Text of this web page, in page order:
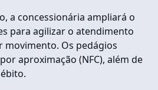
a concessionária ampliará o
para agilizar o atendimento
movimento. Os pedágios
aproximação (NFC), além de